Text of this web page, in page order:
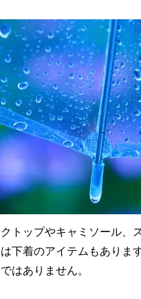
トップやキャミソール、
下着のアイテムもありま
はありません。